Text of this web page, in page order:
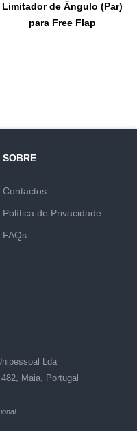
Limitador de Ângulo (Par)
para Free Flap
SOBRE
Contactos
Política de Privacidade
FAQs
Lda
Maia, Portugal